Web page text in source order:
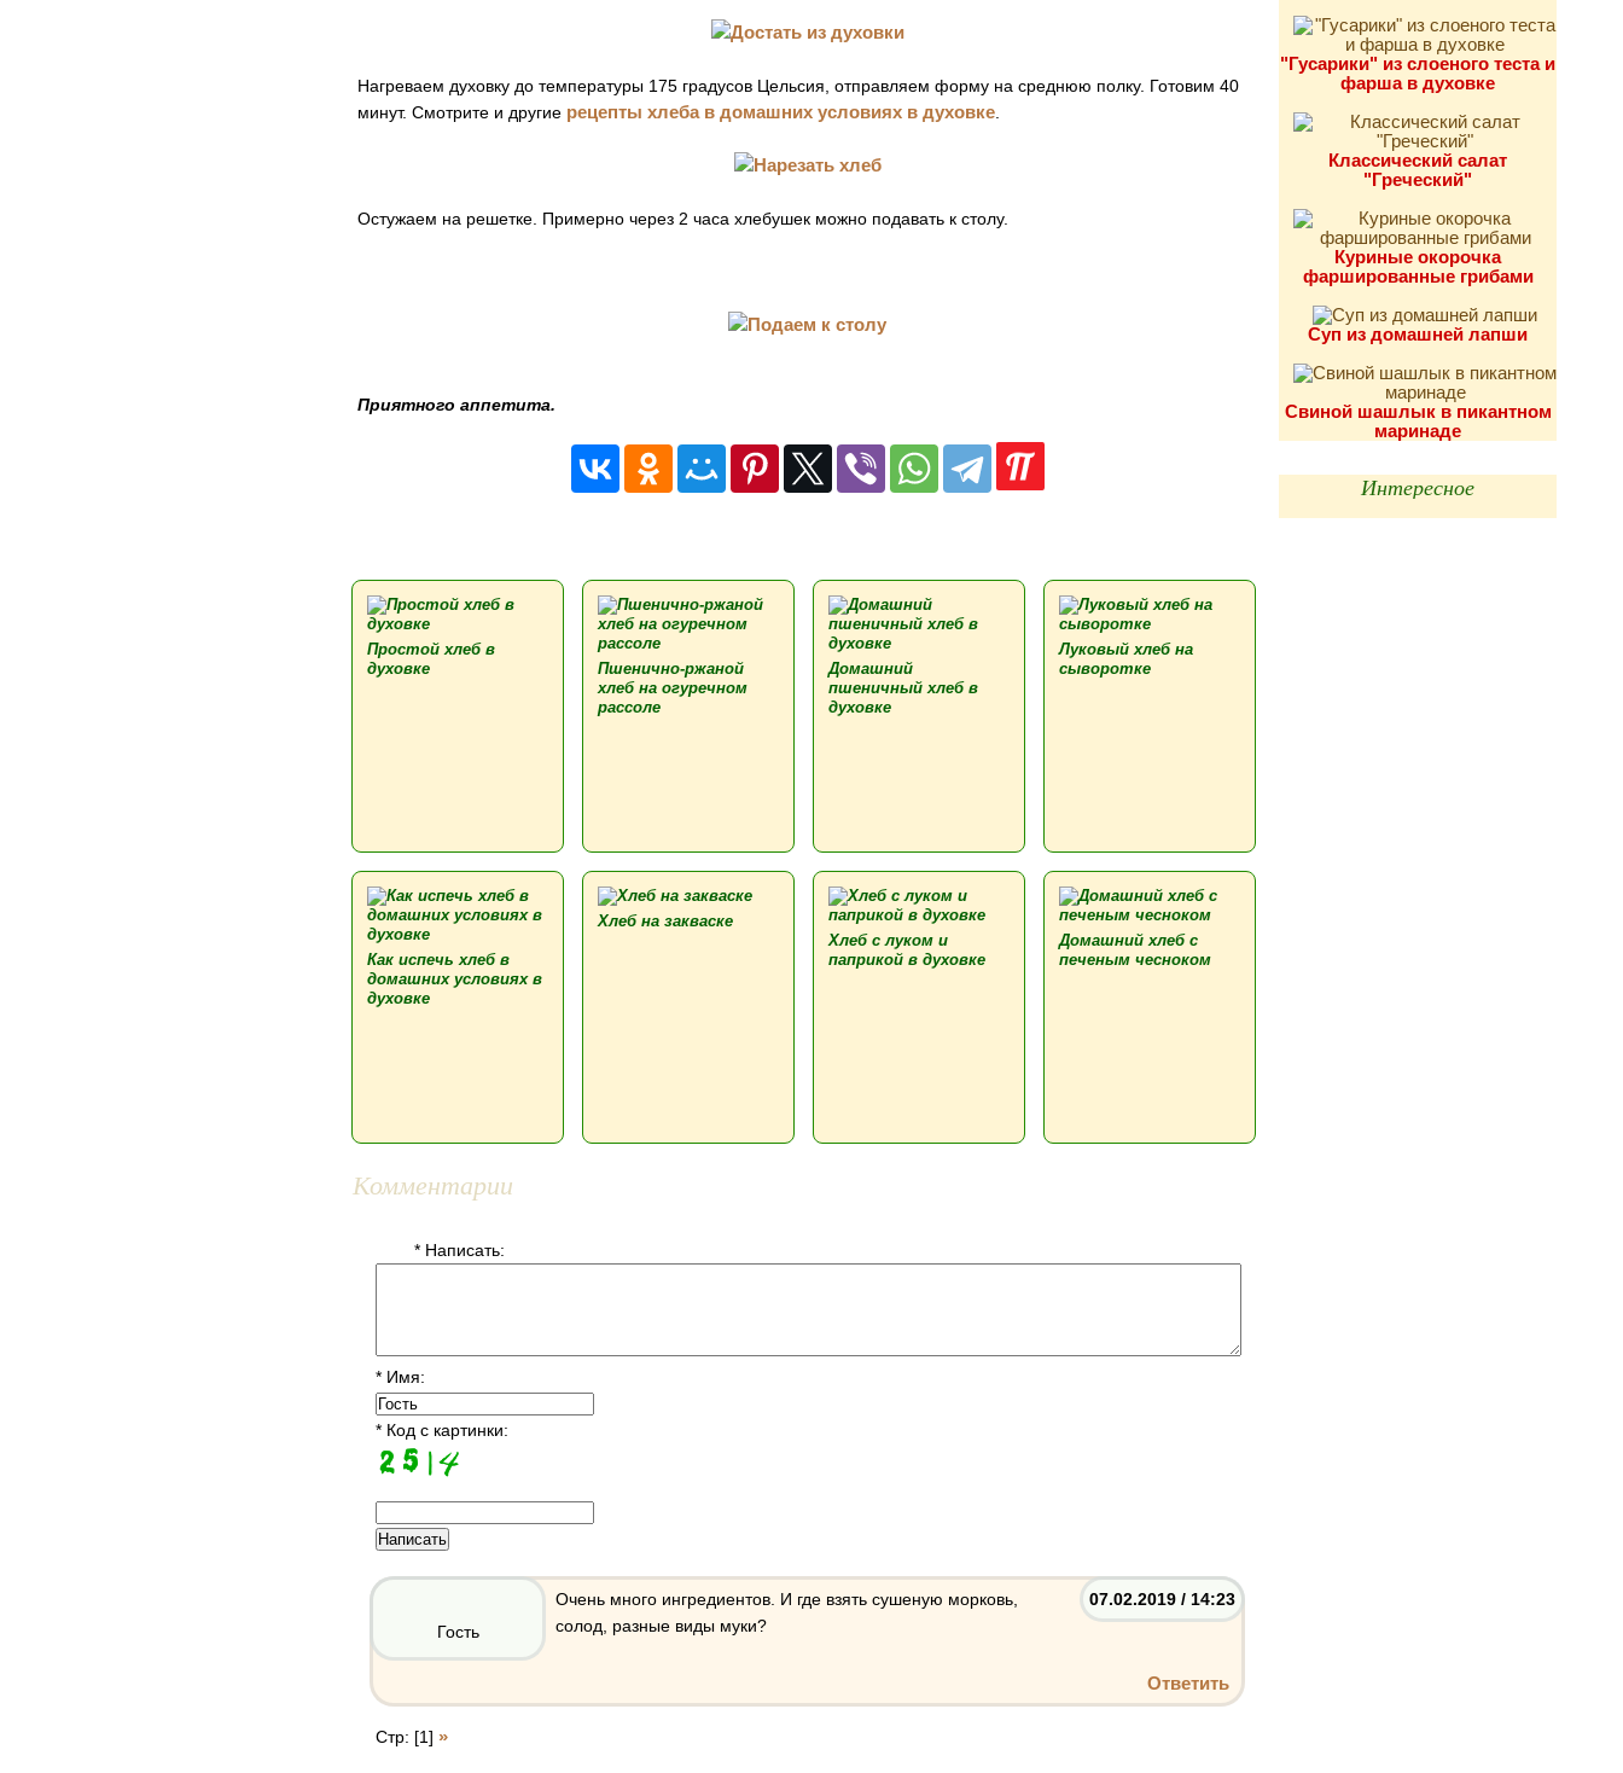
Нагреваем духовку до температуры 175 градусов Цельсия, отправляем форму на среднюю полку. Готовим 40
минут. Смотрите и другие рецепты хлеба в домашних условиях в духовке
Остужаем на решетке. Примерно через 2 часа хлебушек можно подавать к столу.
Приятного аппетита.
Простой хлеб в
духовке
Пшенично-ржаной
хлеб на огуречном
рассоле
Домашний
пшеничный хлеб в
духовке
Луковый хлеб на
сыворотке
Как испечь хлеб в
домашних условиях в
духовке
Хлеб на закваске
Хлеб с луком и
паприкой в духовке
Домашний хлеб с
печеным чесноком
Комментарии
* Написать:
* Имя:
* Код с картинки:
07.02.2019 / 14:23
Гость
Очень много ингредиентов. И где взять сушеную морковь,
солод, разные виды муки?
Ответить
Стр: [1] »
"Гусарики" из слоеного теста и
фарша в духовке
Классический салат
"Греческий"
Куриные окорочка
фаршированные грибами
Суп из домашней лапши
Свиной шашлык в пикантном
маринаде
Интересное